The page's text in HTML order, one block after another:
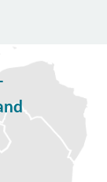
een beige
Garde
dé
eenvoudig
van harte